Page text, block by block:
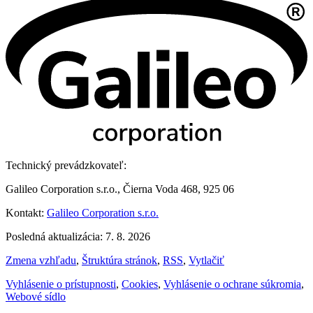
Technický prevádzkovateľ:
Galileo Corporation s.r.o., Čierna Voda 468, 925 06
Kontakt: Galileo Corporation s.r.o.
Posledná aktualizácia: 7. 8. 2026
Zmena vzhľadu, Štruktúra stránok, RSS, Vytlačiť
Vyhlásenie o prístupnosti, Cookies, Vyhlásenie o ochrane súkromia,
Webové sídlo